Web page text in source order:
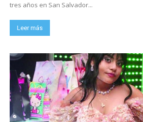
tres años en San Salvador...
Leer más